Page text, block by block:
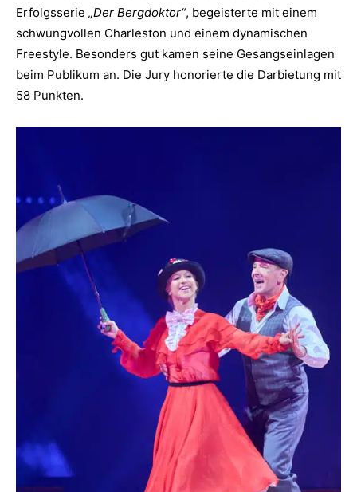
Erfolgsserie „Der Bergdoktor“, begeisterte mit einem
schwungvollen Charleston und einem dynamischen
Freestyle. Besonders gut kamen seine Gesangseinlagen
beim Publikum an. Die Jury honorierte die Darbietung mit
58 Punkten.